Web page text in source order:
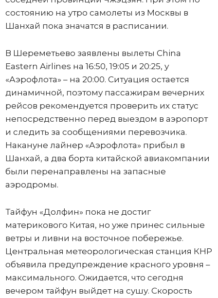
состоянию на утро самолеты из Москвы в
Шанхай пока значатся в расписании.
В Шереметьево заявлены вылеты China
Eastern Airlines на 16:50, 19:05 и 20:25, у
«Аэрофлота» – на 20:00. Ситуация остается
динамичной, поэтому пассажирам вечерних
рейсов рекомендуется проверить их статус
непосредственно перед выездом в аэропорт
и следить за сообщениями перевозчика.
Накануне лайнер «Аэрофлота» прибыл в
Шанхай, а два борта китайской авиакомпании
были перенаправлены на запасные
аэродромы.
Тайфун «Долфин» пока не достиг
материкового Китая, но уже принес сильные
ветры и ливни на восточное побережье.
Центральная метеорологическая станция КНР
объявила предупреждение красного уровня –
максимального. Ожидается, что сегодня
вечером тайфун выйдет на сушу. Скорость